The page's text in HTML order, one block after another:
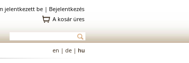
jelentkezett be | Bejelentkezés
A kosár üres
en | de | hu